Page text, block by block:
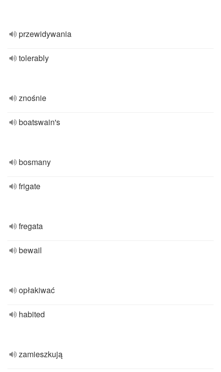
przewidywania
tolerably
znośnie
boatswain's
bosmany
frigate
fregata
bewail
opłakiwać
habited
zamieszkują